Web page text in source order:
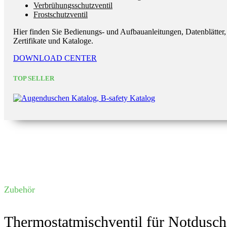
Verbrühungsschutzventil
Frostschutzventil
Hier finden Sie Bedienungs- und Aufbauanleitungen, Datenblätter,
Zertifikate und Kataloge.
DOWNLOAD CENTER
TOP SELLER
Zubehör
Thermostatmischventil für